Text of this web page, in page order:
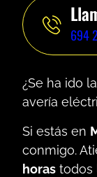
694
¿Se ha ido
avería
Si estás en
conmigo.
horas todos